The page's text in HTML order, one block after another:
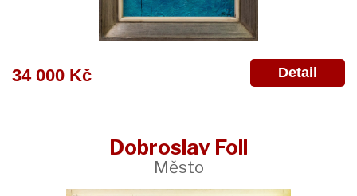
34 000 Kč Detail
Dobroslav Foll
Město